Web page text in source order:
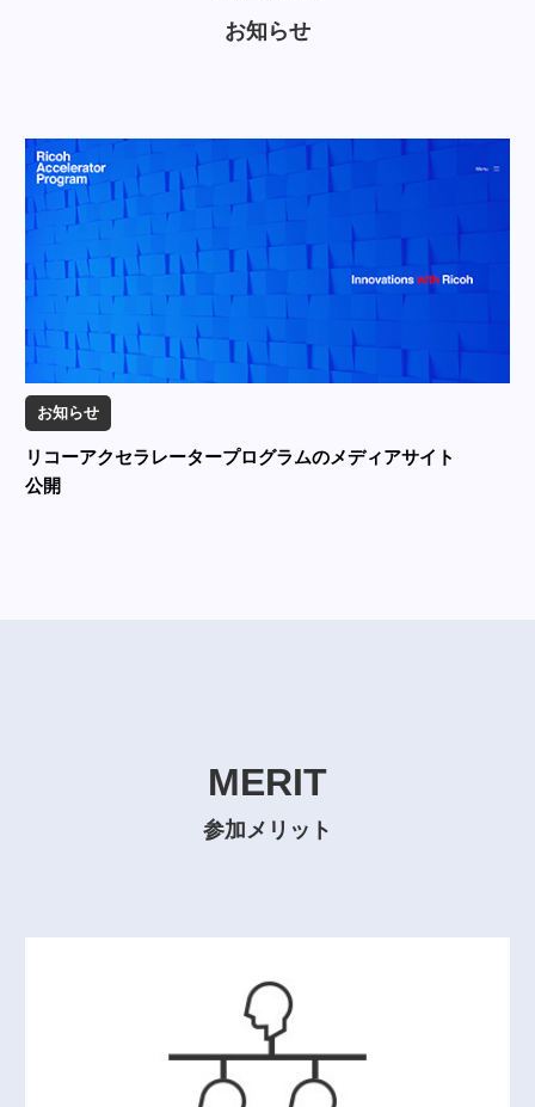
お知らせ
お知らせ
お知らせ
リコーアクセラレータープログラムのメディアサイト
公開
MERIT
MERIT
参加メリット
参加メリット